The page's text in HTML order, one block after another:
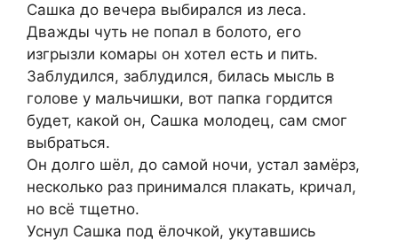
Сашка до вечера выбирался из леса.
Дважды чуть не попал в болото, его
изгрызли комары он хотел есть и пить.
Заблудился, заблудился, билась мысль в
голове у мальчишки, вот папка гордится
будет, какой он, Сашка молодец, сам смог
выбраться.
Он долго шёл, до самой ночи, устал замёрз,
несколько раз принимался плакать, кричал,
но всё тщетно.
Уснул Сашка под ёлочкой, укутавшись